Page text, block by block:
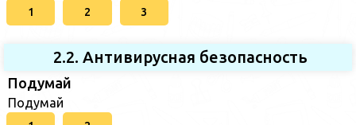
1 2 3
2.2. Антивирусная безопасность
Подумай
Подумай